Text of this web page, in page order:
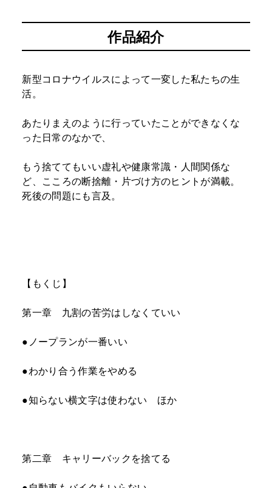
作品紹介
新型コロナウイルスによって一変した私たちの生
活。
あたりまえのように行っていたことができなくな
った日常のなかで、
もう捨ててもいい虚礼や健康常識・人間関係な
ど、こころの断捨離・片づけ方のヒントが満載。
死後の問題にも言及。
【もくじ】
第一章 九割の苦労はしなくていい
●ノープランが一番いい
●わかり合う作業をやめる
●知らない横文字は使わない ほか
第二章 キャリーバックを捨てる